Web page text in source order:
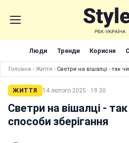
Люди Тренди Корисне
Головна › Життя › Светри на вішалці - так
ЖИТТЯ 14 лютого 2025 · 19:30
Светри на вішалці -
способи зберігання